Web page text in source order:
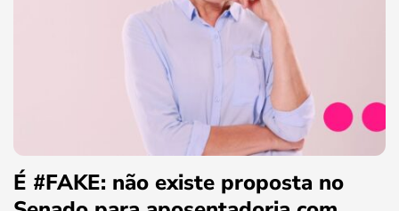
É #FAKE: não existe proposta no